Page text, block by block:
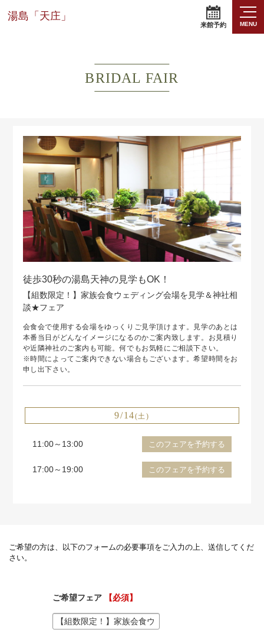
湯島「天庄」
来館予約 MENU
BRIDAL FAIR
徒歩30秒の湯島天神の見学もOK！
【組数限定！】家族会食ウェディング会場を見学＆神社相
談★フェア
会食会で使用する会場をゆっくりご見学頂けます。見学のあとは
本番当日がどんなイメージになるのかご案内致します。お見積り
や近隣神社のご案内も可能。何でもお気軽にご相談下さい。
※時間によってご案内できない場合もございます。希望時間をお
申し出下さい。
9/14(土)
11:00～13:00 このフェアを予約する
17:00～19:00 このフェアを予約する